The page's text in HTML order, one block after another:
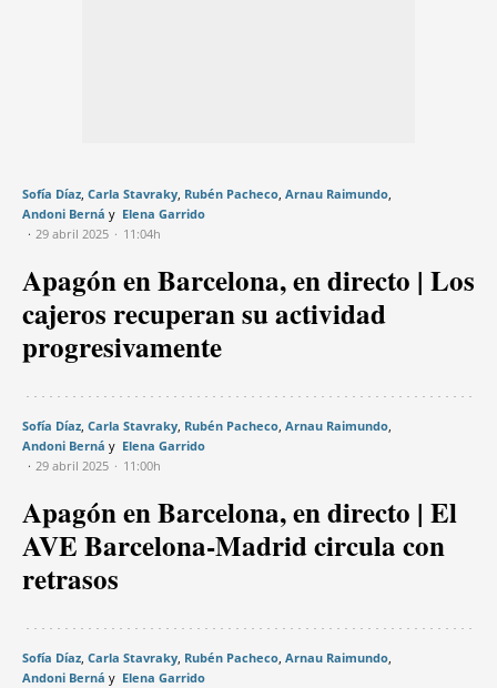
Sofía Díaz Carla Stavraky Rubén Pacheco Arnau Raimundo
Andoni Berná
Elena Garrido
29 abril 2025
11:04h
Apagón en Barcelona, en directo | Los
cajeros recuperan su actividad
progresivamente
Sofía Díaz Carla Stavraky Rubén Pacheco Arnau Raimundo
Andoni Berná
Elena Garrido
29 abril 2025
11:00h
Apagón en Barcelona, en directo | El
AVE Barcelona-Madrid circula con
retrasos
Sofía Díaz Carla Stavraky Rubén Pacheco Arnau Raimundo
Andoni Berná
Elena Garrido